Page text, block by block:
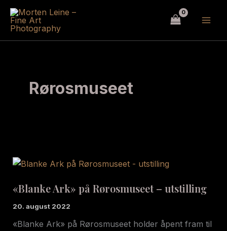
Hopp
rett
Rørosmuseet
«Blanke Ark» på Rørosmuseet – utstilling
20. august 2022
«Blanke Ark» på Rørosmuseet holder åpent fram til